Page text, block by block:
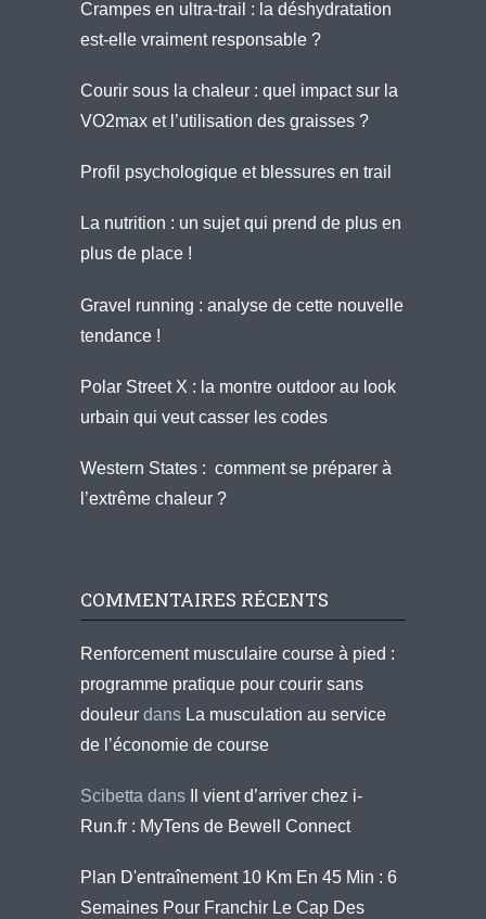
Crampes en ultra-trail : la déshydratation
est-elle vraiment responsable ?
Courir sous la chaleur : quel impact sur la
VO2max et l’utilisation des graisses ?
Profil psychologique et blessures en trail
La nutrition : un sujet qui prend de plus en
plus de place !
Gravel running : analyse de cette nouvelle
tendance !
Polar Street X : la montre outdoor au look
urbain qui veut casser les codes
Western States : comment se préparer à
l’extrême chaleur ?
COMMENTAIRES RÉCENTS
Renforcement musculaire course à pied :
programme pratique pour courir sans
douleur dans La musculation au service
de l’économie de course
Scibetta dans
Il vient d’arriver chez i-
Run.fr : MyTens de Bewell Connect
Plan D'entraînement 10 Km En 45 Min : 6
Semaines Pour Franchir Le Cap Des